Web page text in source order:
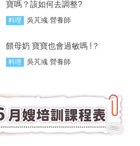
寶嗎？該如何去調整?
料理 吳芃彧 營養師
餵母奶 寶寶也會過敏嗎 !？
料理 吳芃彧 營養師